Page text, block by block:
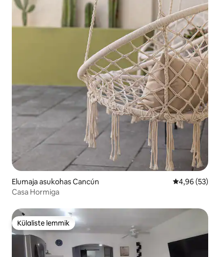
Elumaja asukohas Cancún Keskmine
4,96 (53)
Casa Hormiga
Külaliste lemmik
Külaliste lemmik